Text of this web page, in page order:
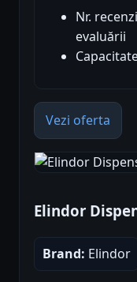
Nr.
evaluării
Vezi oferta
Elindor
Brand: Elindor